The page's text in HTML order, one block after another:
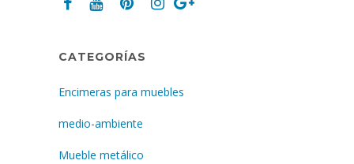
CATEGORÍAS
Encimeras para muebles
medio-ambiente
Mueble metálico